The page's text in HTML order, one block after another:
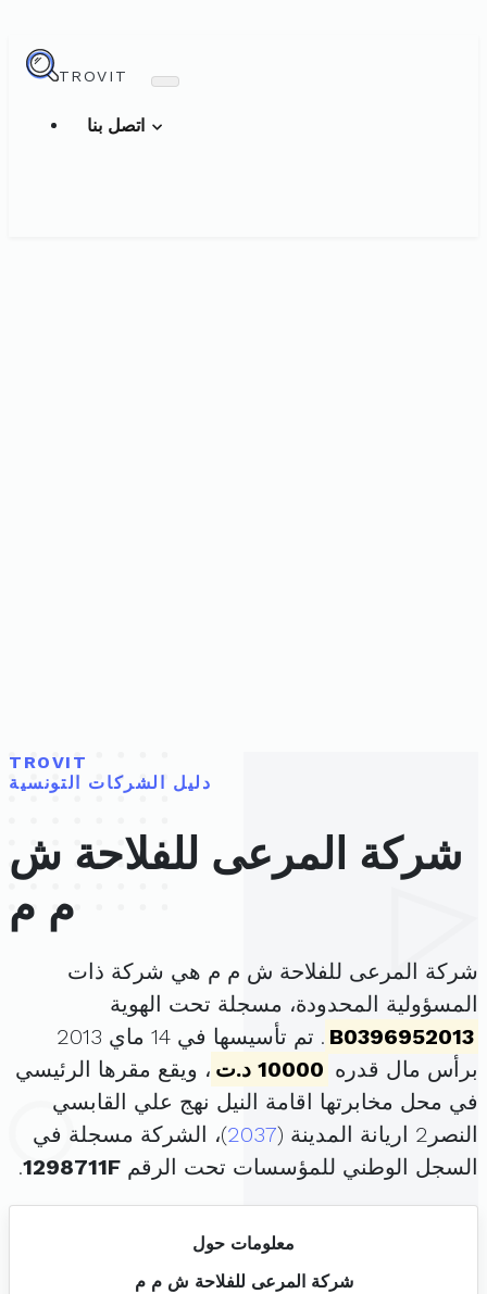
TROVIT
TROVIT
دليل الشركات التونسية
شركة المرعى للفلاحة ش
م م
شركة المرعى للفلاحة ش م م هي شركة ذات
المسؤولية المحدودة، مسجلة تحت الهوية
B0396952013
. تم تأسيسها في 14 ماي 2013
برأس مال قدره 10000 د.ت
، ويقع مقرها الرئيسي
في محل مخابرتها اقامة النيل نهج علي القابسي
النصر2 اريانة المدينة (
2037)، الشركة مسجلة في
السجل الوطني للمؤسسات تحت الرقم 1298711F
.
معلومات حول
شركة المرعى للفلاحة ش م م